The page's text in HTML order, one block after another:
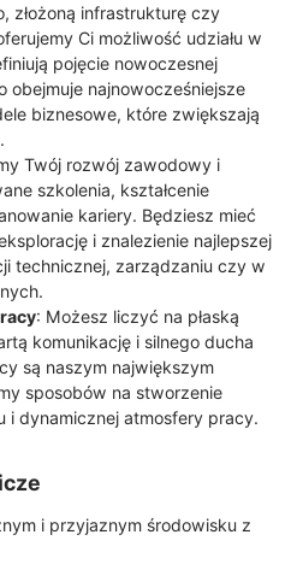
złożoną infrastrukturę czy
Ci możliwość udziału w
pojęcie nowoczesnej
obejmuje najnowocześniejsze
biznesowe, które zwiększają
Twój rozwój zawodowy i
szkolenia, kształcenie
kariery. Będziesz mieć
i znalezienie najlepszej
technicznej, zarządzaniu czy w
: Możesz liczyć na płaską
komunikację i silnego ducha
są naszym największym
sposobów na stworzenie
i dynamicznej atmosfery pracy.
i przyjaznym środowisku z